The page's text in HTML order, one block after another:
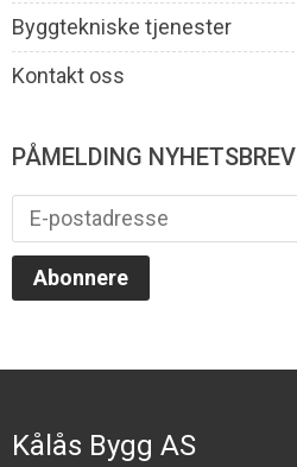
Byggtekniske tjenester
Kontakt oss
PÅMELDING NYHETSBREV
Kålås Bygg AS